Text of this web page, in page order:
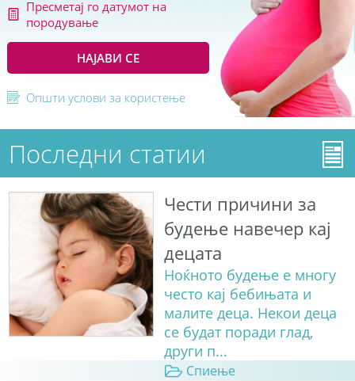
Пресметај го датумот на
породување
НАЈАВИ СЕ
Општи услови за користење
Последни статии
Чести причини за
будење навечер кај
децата
Ноќното будење е многу
често кај бебињата и
малите деца. Некои деца
се будат поради глад,
други п...
Спиење